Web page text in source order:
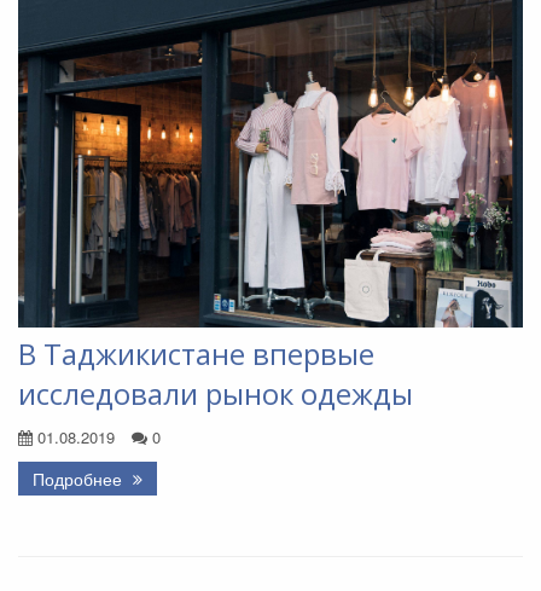
В Таджикистане впервые
исследовали рынок одежды
01.08.2019 0
Подробнее